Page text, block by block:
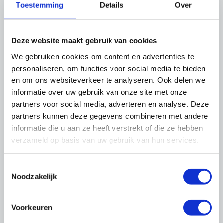
Toestemming Details Over
Deze website maakt gebruik van cookies
We gebruiken cookies om content en advertenties te
personaliseren, om functies voor social media te bieden
en om ons websiteverkeer te analyseren. Ook delen we
informatie over uw gebruik van onze site met onze
partners voor social media, adverteren en analyse. Deze
partners kunnen deze gegevens combineren met andere
informatie die u aan ze heeft verstrekt of die ze hebben
verzameld op basis van uw gebruik van hun services.
Noodzakelijk
Voorkeuren
ERM-certificering opent
deuren naar mooie
opdrachten
Rijksmonumenten en ruim 40.000
monumenten. Dit historisch erfgoed